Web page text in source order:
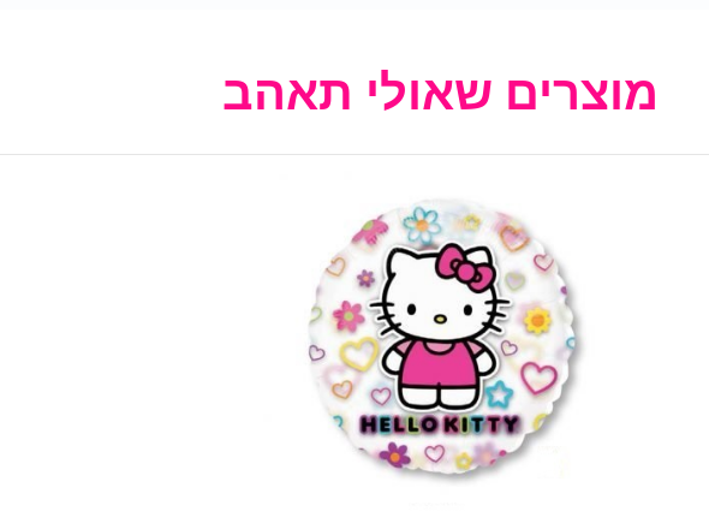
מוצרים שאולי תאהב